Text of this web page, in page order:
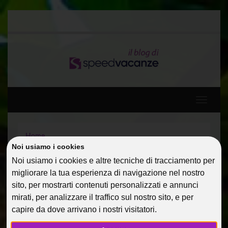
Noi usiamo i cookies
Noi usiamo i cookies e altre tecniche di tracciamento per
migliorare la tua esperienza di navigazione nel nostro
sito, per mostrarti contenuti personalizzati e annunci
mirati, per analizzare il traffico sul nostro sito, e per
capire da dove arrivano i nostri visitatori.
Home
Diario di viaggio: Spagna, Baleari e Francia a bordo di
MSC DIVINA 5*
La mia Sicilia, diario di un viaggio Speed
LA MIA SICILIA, DIARIO DI
UN VIAGGIO SPEED